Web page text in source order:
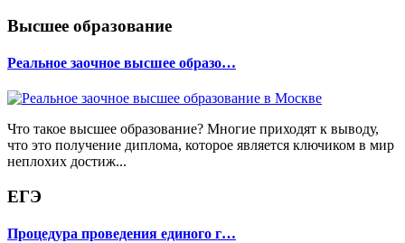
Высшее образование
Реальное заочное высшее образо…
Что такое высшее образование? Многие приходят к выводу,
что это получение диплома, которое является ключиком в мир
неплохих достиж...
ЕГЭ
Процедура проведения единого г…